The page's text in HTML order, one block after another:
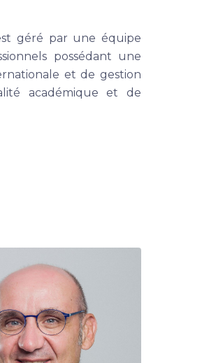
géré par une équipe
possédant une
et de gestion
académique et de